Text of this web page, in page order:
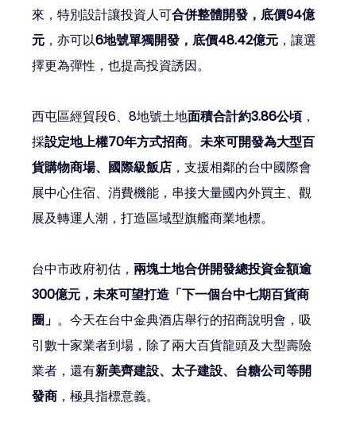
來，特別設計讓投資人可合併整體開發，底價94億
元 ，亦可以6地號單獨開發，底價48.42億元 ，讓選
擇更為彈性，也提高投資誘因。
西屯區經貿段6、8地號土地面積合計約3.86公頃 ，
採設定地上權70年方式招商。未來可開發為大型百
貨購物商場、國際級飯店 ，支援相鄰的台中國際會
展中心住宿、消費機能，串接大量國內外買主、觀
展及轉運人潮，打造區域型旗艦商業地標。
台中市政府初估，兩塊土地合併開發總投資金額逾
300億元，未來可望打造「下一個台中七期百貨商
圈」 。今天在台中金典酒店舉行的招商說明會，吸
引數十家業者到場，除了兩大百貨龍頭及大型壽險
業者，還有新美齊建設、太子建設、台糖公司等開
發商 ，極具指標意義。